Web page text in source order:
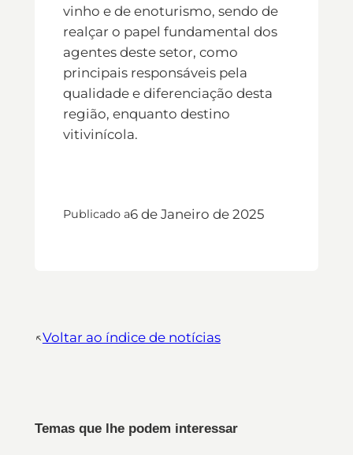
vinho e de enoturismo, sendo de
realçar o papel fundamental dos
agentes deste setor, como
principais responsáveis pela
qualidade e diferenciação desta
região, enquanto destino
vitivinícola.
Publicado a6 de Janeiro de 2025
↖︎Voltar ao índice de notícias
Temas que lhe podem interessar